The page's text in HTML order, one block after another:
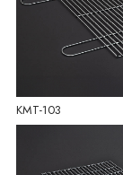
KMT-103